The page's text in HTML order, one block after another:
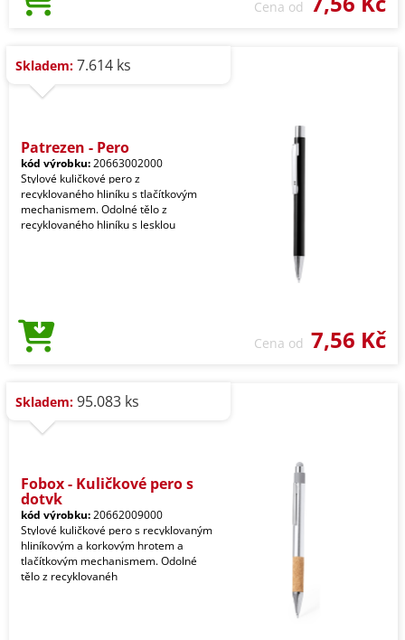
Cena od
Skladem: 7.614 ks
Patrezen - Pero
kód výrobku:20663002000
Stylové kuličkové pero z
recyklovaného hliníku s tlačítkovým
mechanismem. Odolné tělo z
recyklovaného hliníku s lesklou
Cena od 7,56 Kč
Skladem: 95.083 ks
Fobox - Kuličkové pero s
dotyk
kód výrobku:20662009000
Stylové kuličkové pero s recyklovaným
hliníkovým a korkovým hrotem a
tlačítkovým mechanismem. Odolné
tělo z recyklovanéh